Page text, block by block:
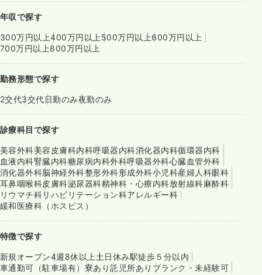
年収で探す
300万円以上400万円以上 500万円以上600万円以上
700万円以上800万円以上
勤務形態で探す
2交代3交代日勤のみ夜勤のみ
診療科目で探す
美容外科美容皮膚科内科呼吸器内科消化器内科循環器内科
血液内科腎臓内科糖尿病内科外科呼吸器外科心臓血管外科
消化器外科脳神経外科整形外科形成外科小児科産婦人科眼科
耳鼻咽喉科皮膚科泌尿器科精神科・心療内科放射線科麻酔科
リウマチ科リハビリテーション科アレルギー科
緩和医療科（ホスピス）
特徴で探す
新規オープン4週8休以上 土日休み駅徒歩５分以内
車通勤可（駐車場有） 寮あり託児所あり ブランク・未経験可